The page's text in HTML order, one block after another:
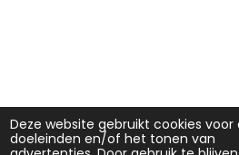
Deze website gebruikt cookies voor
doeleinden en/of het tonen van